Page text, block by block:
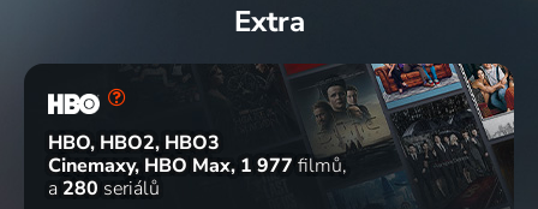
Extra
HBO, HBO2, HBO3
Cinemaxy, HBO Max 1 977 filmů
a 280 seriálů